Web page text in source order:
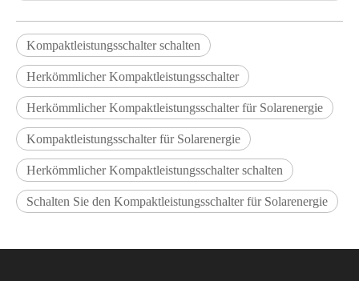
Kompaktleistungsschalter schalten
Herkömmlicher Kompaktleistungsschalter
Herkömmlicher Kompaktleistungsschalter für Solarenergie
Kompaktleistungsschalter für Solarenergie
Herkömmlicher Kompaktleistungsschalter schalten
Schalten Sie den Kompaktleistungsschalter für Solarenergie